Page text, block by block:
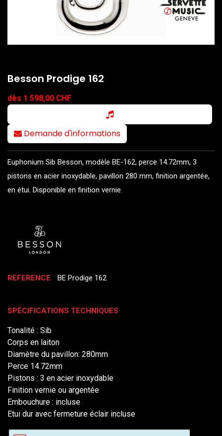
Besson Prodige 162
dès 1 598,00 CHF
Demande d'informations
Euphonium Sib Besson, modèle BE-162, perce 14.72mm, 3
pistons en acier inoxydable, pavillon 280 mm, finition argentée,
en étui. Disponible en finition vernie.
REFERENCE BE Prodige 162
SPÉCIFICATIONS TECHNIQUES
Tonalité : Sib
Corps en laiton
Diamètre du pavillon: 280mm
Perce 14.72mm
Pistons : 3 en acier inoxydable
Finition vernie ou argentée
Embouchure : incluse
Etui dur avec fermeture éclair incluse